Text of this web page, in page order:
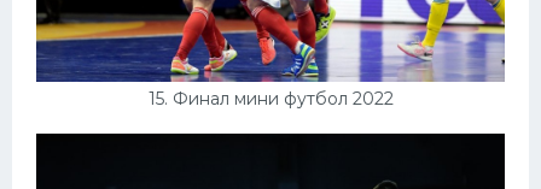
15. Финал мини футбол 2022